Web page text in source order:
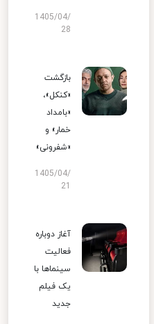
1405/04/
28
بازگشت
«کنکل»،
«بامداد
خمار» و
«شفرونی»
1405/04/
آغاز دوباره
فعالیت
سینماها با
یک فیلم
جدید